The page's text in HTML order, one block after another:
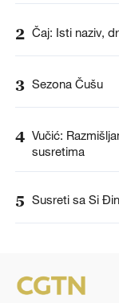
2 Čaj: Isti naziv,
3 Sezona Čušu
4 Vučić:
susretima
5 Susreti sa Si